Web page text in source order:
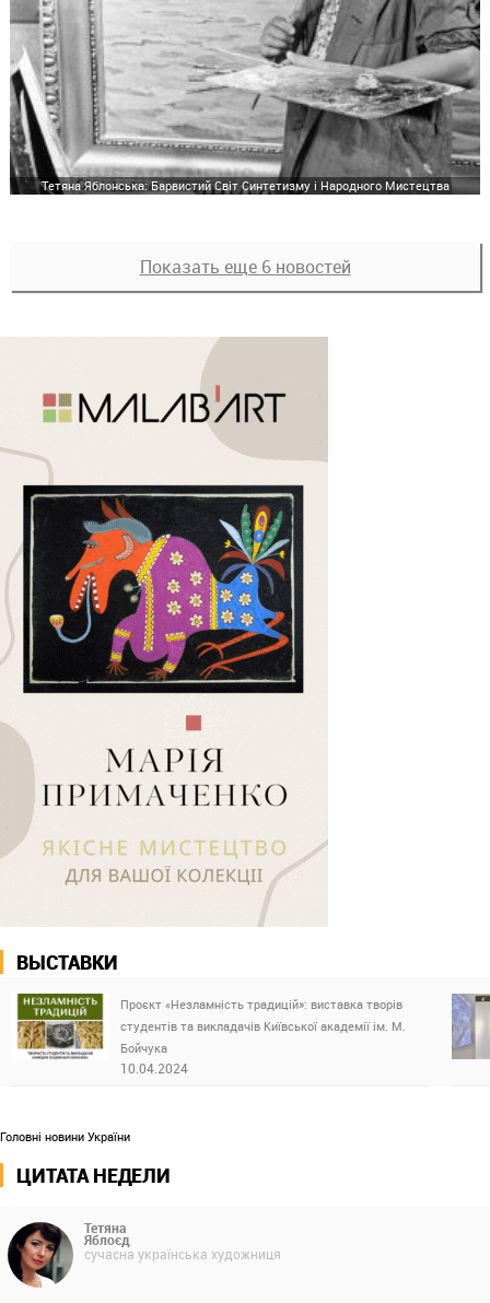
Тетяна Яблонська: Барвистий Світ Синтетизму і Народного Мистецтва
Показать еще 6 новостей
ВЫСТАВКИ
Проєкт «Незламність традицій»: виставка творів
студентів та викладачів Київської академії ім. М.
Бойчука
10.04.2024
Головні новини України
ЦИТАТА НЕДЕЛИ
Тетяна
Яблоєд
сучасна українська художниця